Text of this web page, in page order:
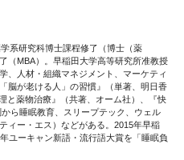
系研究科博士課程修了（博士（薬
（MBA）。早稲田大学高等研究所准教授
、人材・組織マネジメント、マーケティ
脳が老ける人」の習慣』（単著、明日香
と薬物治療』（共著、オーム社）、『快
ら睡眠教育、スリープテック、ウェル
ィー・エス）などがある。2015年早稲
ユーキャン新語・流行語大賞を「睡眠負